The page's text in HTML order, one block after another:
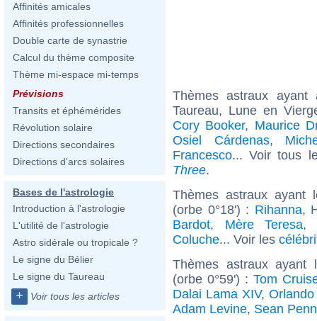
Affinités amicales
Affinités professionnelles
Double carte de synastrie
Calcul du thème composite
Thème mi-espace mi-temps
Prévisions
Transits et éphémérides
Révolution solaire
Directions secondaires
Directions d'arcs solaires
Bases de l'astrologie
Introduction à l'astrologie
L'utilité de l'astrologie
Astro sidérale ou tropicale ?
Le signe du Bélier
Le signe du Taureau
+ Voir tous les articles
Thèmes astraux
Taureau, Lune en
Cory Booker, Maurice
Osiel Cárdenas,
Francesco... Voir tous
Three.
Thèmes astraux ayant
(orbe 0°18') : Rihanna,
Bardot, Mère Teresa,
Coluche... Voir les
Thèmes astraux ayant
(orbe 0°59') :Tom
Dalai Lama XIV,
Adam Levine, Sean Penn